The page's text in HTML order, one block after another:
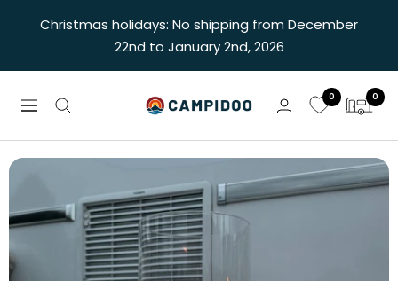
Christmas holidays: No shipping from December
22nd to January 2nd, 2026
Navigation Campidoo 0 0